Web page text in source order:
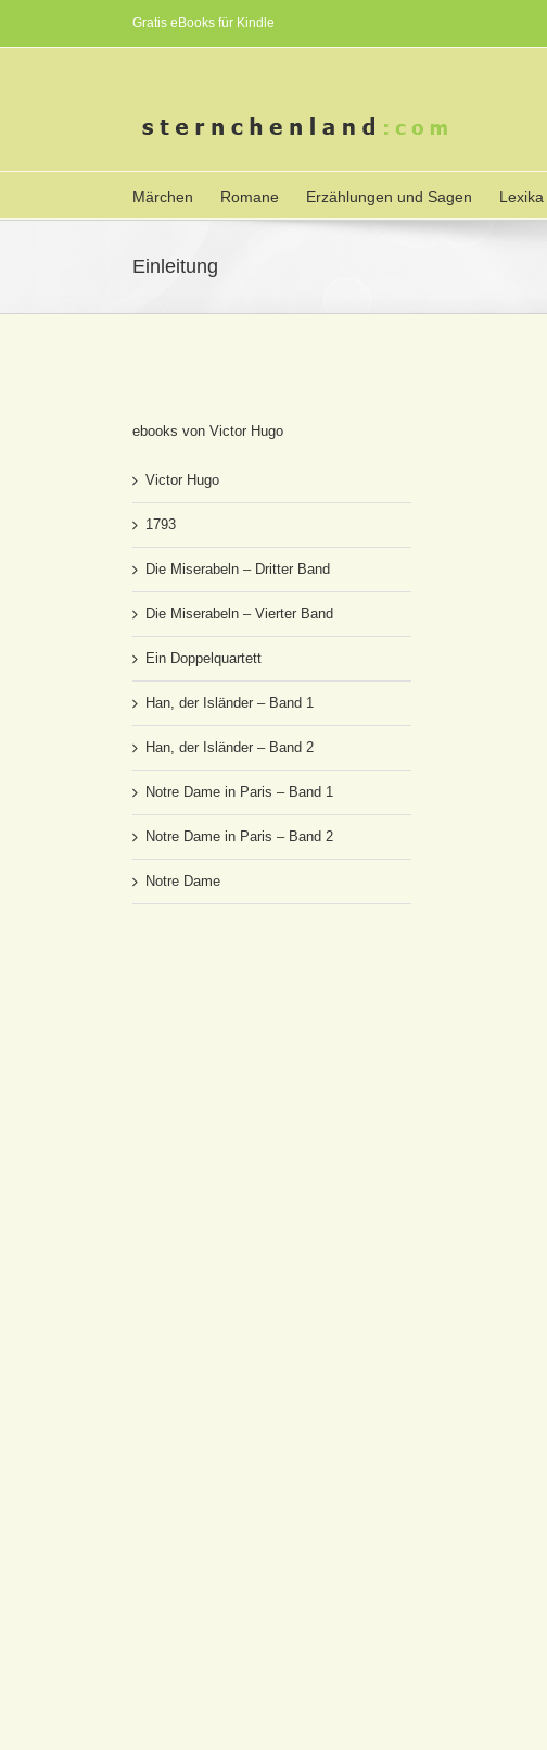
Gratis eBooks für Kindle
Märchen Romane Erzählungen und Sagen Lexika
Einleitung
ebooks von Victor Hugo
Victor Hugo
1793
Die Miserabeln – Dritter Band
Die Miserabeln – Vierter Band
Ein Doppelquartett
Han, der Isländer – Band 1
Han, der Isländer – Band 2
Notre Dame in Paris – Band 1
Notre Dame in Paris – Band 2
Notre Dame